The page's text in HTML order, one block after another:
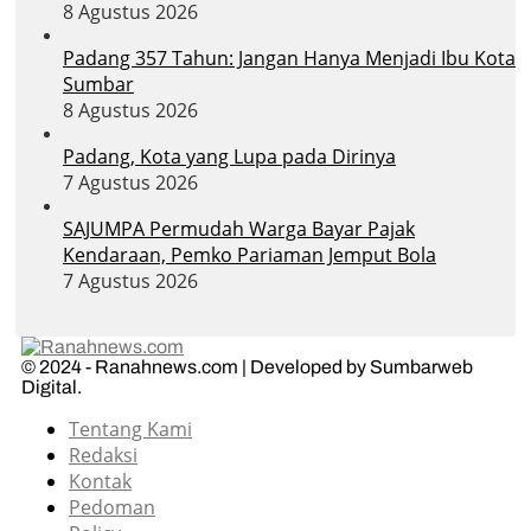
8 Agustus 2026
Padang 357 Tahun: Jangan Hanya Menjadi Ibu Kota
Sumbar
8 Agustus 2026
Padang, Kota yang Lupa pada Dirinya
7 Agustus 2026
SAJUMPA Permudah Warga Bayar Pajak
Kendaraan, Pemko Pariaman Jemput Bola
7 Agustus 2026
© 2024 - Ranahnews.com | Developed by Sumbarweb
Digital.
Tentang Kami
Redaksi
Kontak
Pedoman